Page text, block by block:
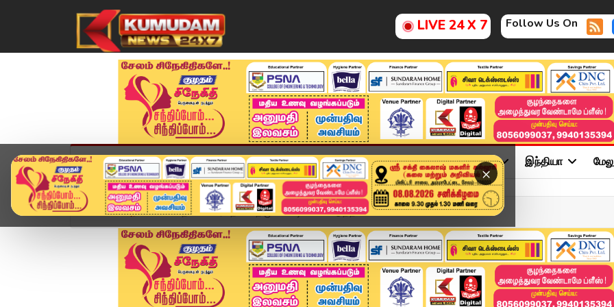
LIVE 24 X 7 Follow Us On
×
முகப்பு விளையாட்டு அண்மை தமிழ்நாடு சினிமா அரசியல் விளையாட்டு இந்தியா
Home அரசியல் தோல்வி விரக்தியில் திமுக ... 'ஷாக்' கொடுத்த மா...